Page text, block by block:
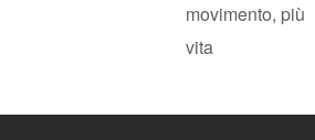
movimento, più
vita